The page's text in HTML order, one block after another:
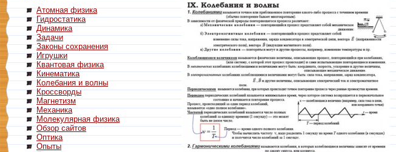
Атомная физика
Гидростатика
Динамика
Задачи
Законы сохранения
Игрушки
Квантовая физика
Кинематика
Колебания и волны
Кроссворды
Магнетизм
Механика
Молекулярная физика
Обзор сайтов
Оптика
Опыты